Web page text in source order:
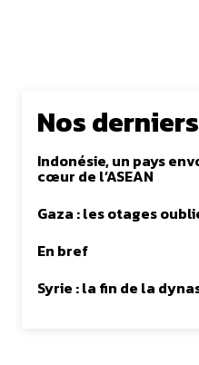
Nos
Indonésie, un pays
cœur de l’ASEAN
Gaza : les otages
En bref
Syrie : la fin de la